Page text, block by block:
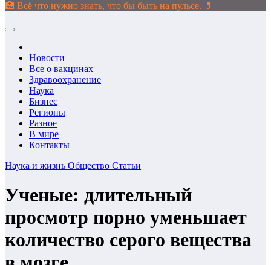
🏥 Всё что нужно знать, что бы быть на пульсе. 💊
Новости
Все о вакцинах
Здравоохранение
Наука
Бизнес
Регионы
Разное
В мире
Контакты
Наука и жизнь Общество Статьи
Ученые: длительный
просмотр порно уменьшает
количество серого вещества